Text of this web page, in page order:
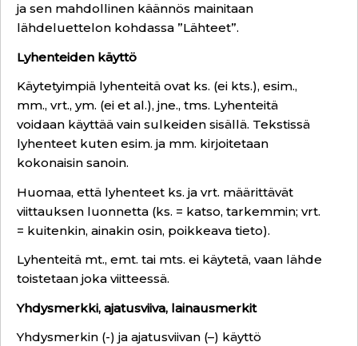
ja sen mahdollinen käännös mainitaan
lähdeluettelon kohdassa ”Lähteet”.
Lyhenteiden käyttö
Käytetyimpiä lyhenteitä ovat ks. (ei kts.), esim.,
mm., vrt., ym. (ei et al.), jne., tms. Lyhenteitä
voidaan käyttää vain sulkeiden sisällä. Tekstissä
lyhenteet kuten esim. ja mm. kirjoitetaan
kokonaisin sanoin.
Huomaa, että lyhenteet ks. ja vrt. määrittävät
viittauksen luonnetta (ks. = katso, tarkemmin; vrt.
= kuitenkin, ainakin osin, poikkeava tieto).
Lyhenteitä mt., emt. tai mts. ei käytetä, vaan lähde
toistetaan joka viitteessä.
Yhdysmerkki, ajatusviiva, lainausmerkit
Yhdysmerkin (-) ja ajatusviivan (–) käyttö